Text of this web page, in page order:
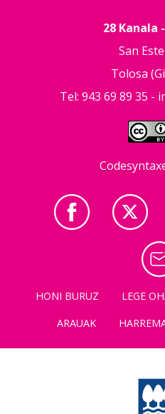
28 Kanala
San
Tolosa
Tel: 943 69 89 35 -
HONI BURUZ LEGE
ARAUAK